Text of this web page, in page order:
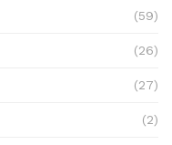
(59)
(26)
(27)
(2)